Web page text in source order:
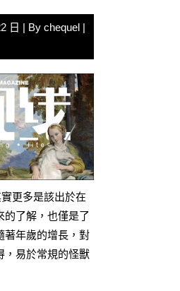
日 | By chequel |
更多是該出於在
的了解，也僅是了
著年歲的增長，對
，易於常規的怪獸